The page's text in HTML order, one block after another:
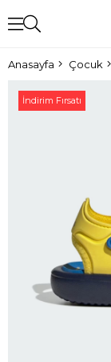
Anasayfa Çocuk
İndirim Fırsatı